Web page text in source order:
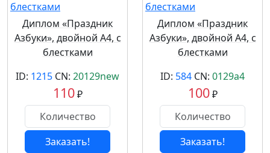
Диплом «Праздник
Азбуки», двойной А4, с
блестками
ID: 1215 CN: 20129new
110₽
Заказать!
Диплом «Праздник
Азбуки», двойной А4, с
блестками
ID: 584 CN: 0129a4
100₽
Заказать!